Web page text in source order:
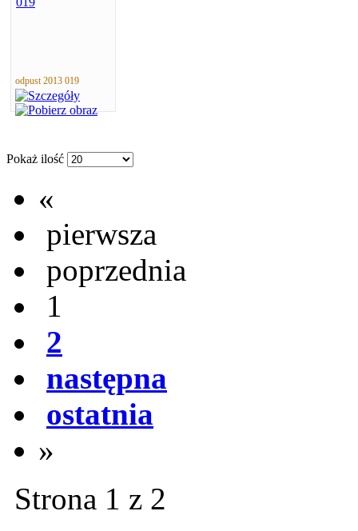
odpust 2013 019
Pokaż ilość
«
pierwsza
poprzednia
1
2
następna
ostatnia
»
Strona 1 z 2